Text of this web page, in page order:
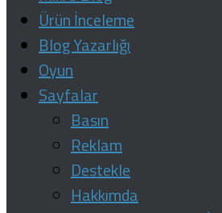
Ürün İnceleme
Blog Yazarlığı
Oyun
Sayfalar
Basın
Reklam
Destekle
Hakkımda